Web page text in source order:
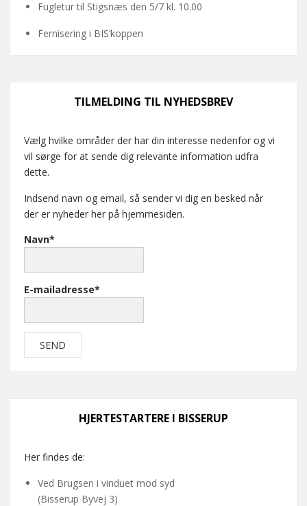
Fugletur til Stigsnæs den 5/7 kl. 10.00
Fernisering i BIS’koppen
TILMELDING TIL NYHEDSBREV
Vælg hvilke områder der har din interesse nedenfor og vi
vil sørge for at sende dig relevante information udfra
dette.
Indsend navn og email, så sender vi dig en besked når
der er nyheder her på hjemmesiden.
Navn*
E-mailadresse*
HJERTESTARTERE I BISSERUP
Her findes de:
Ved Brugsen i vinduet mod syd
(Bisserup Byvej 3)